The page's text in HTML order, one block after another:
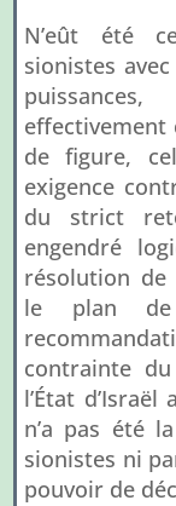
N’eût été
sionistes
effectivement
de figure,
exigence
du strict
engendré
résolution de
le plan de
contrainte
l’État
n’a pas été
sionistes ni
pouvoir de